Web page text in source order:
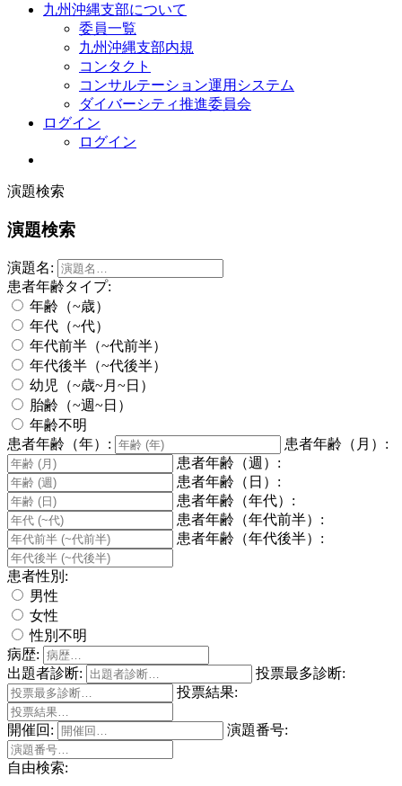
九州沖縄支部について
委員一覧
九州沖縄支部内規
コンタクト
コンサルテーション運用システム
ダイバーシティ推進委員会
ログイン
ログイン
演題検索
演題検索
演題名:
患者年齢タイプ:
年齢（~歳）
年代（~代）
年代前半（~代前半）
年代後半（~代後半）
幼児（~歳~月~日）
胎齢（~週~日）
年齢不明
患者年齢（年）:
患者年齢（月）:
患者年齢（週）:
患者年齢（日）:
患者年齢（年代）:
患者年齢（年代前半）:
患者年齢（年代後半）:
患者性別:
男性
女性
性別不明
病歴:
出題者診断:
投票最多診断:
投票結果:
開催回: 演題番号:
自由検索: